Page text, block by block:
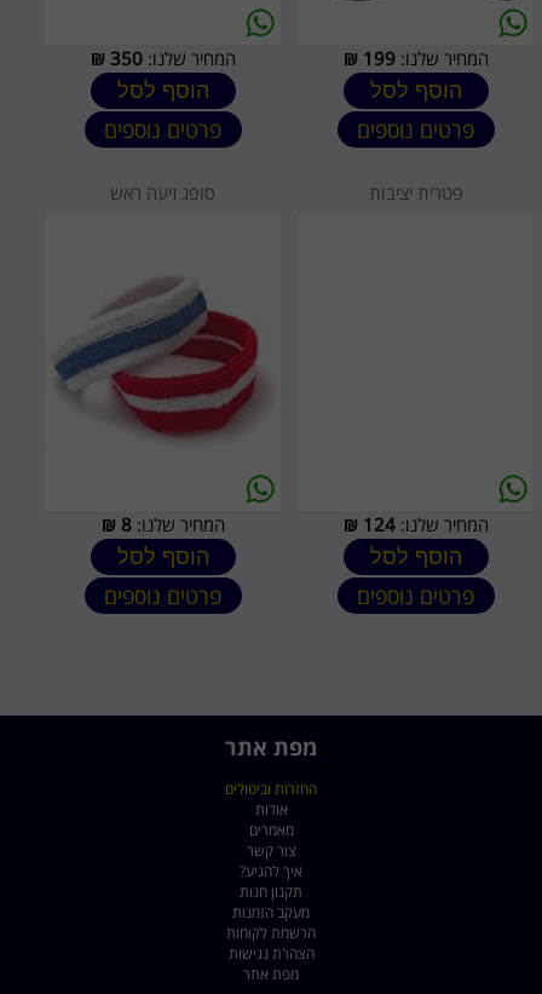
המחיר שלנו:199
₪
הוסף לסל
פרטים נוספים
המחיר שלנו:350
₪
הוסף לסל
פרטים נוספים
פטרית יציבות
המחיר שלנו:124
₪
הוסף לסל
פרטים נוספים
סופג זיעה ראש
המחיר שלנו:8
₪
הוסף לסל
פרטים נוספים
מפת אתר
החזרות וביטולים
אודות
מאמרים
צור קשר
איך להגיע?
תקנון חנות
מעקב הזמנות
הרשמת לקוחות
הצהרת נגישות
מפת אתר